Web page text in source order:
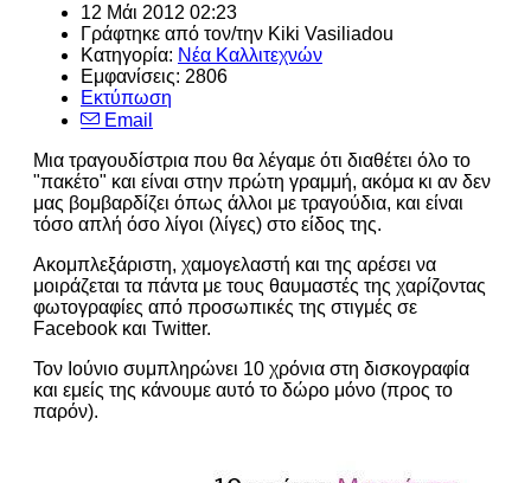
12 Μάι 2012 02:23
Γράφτηκε από τον/την Kiki Vasiliadou
Κατηγορία: Νέα Καλλιτεχνών
Εμφανίσεις: 2806
Εκτύπωση
Email
Μια τραγουδίστρια που θα λέγαμε ότι διαθέτει όλο το
"πακέτο" και είναι στην πρώτη γραμμή, ακόμα κι αν δεν
μας βομβαρδίζει όπως άλλοι με τραγούδια, και είναι
τόσο απλή όσο λίγοι (λίγες) στο είδος της.
Ακομπλεξάριστη, χαμογελαστή και της αρέσει να
μοιράζεται τα πάντα με τους θαυμαστές της χαρίζοντας
φωτογραφίες από προσωπικές της στιγμές σε
Facebook και Twitter.
Τον Ιούνιο συμπληρώνει 10 χρόνια στη δισκογραφία
και εμείς της κάνουμε αυτό το δώρο μόνο (προς το
παρόν).